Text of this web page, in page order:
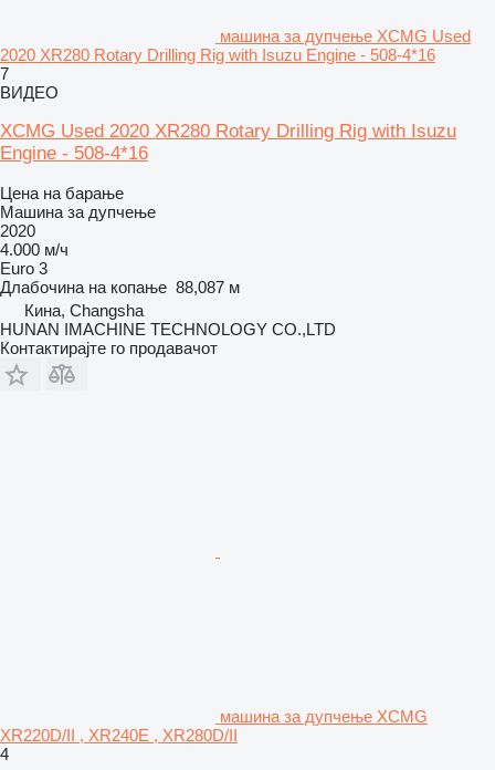
машина за дупчење XCMG Used
2020 XR280 Rotary Drilling Rig with Isuzu Engine - 508-4*16
7
ВИДЕО
XCMG Used 2020 XR280 Rotary Drilling Rig with Isuzu
Engine - 508-4*16
Цена на барање
Машина за дупчење
2020
4.000 м/ч
Euro 3
Длабочина на копање 88,087 м
Кина, Changsha
HUNAN IMACHINE TECHNOLOGY CO.,LTD
Контактирајте го продавачот
машина за дупчење XCMG
XR220D/II , XR240E , XR280D/II
4